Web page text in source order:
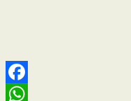
Facebook